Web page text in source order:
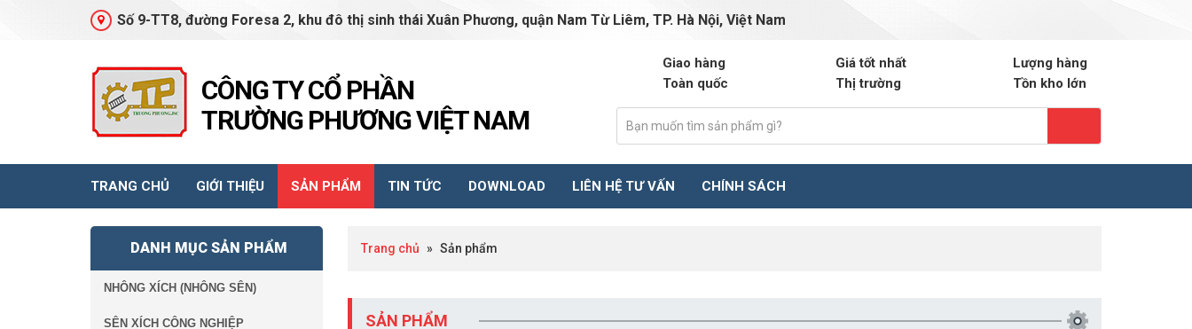
Số 9-TT8, đường Foresa 2, khu đô thị sinh thái Xuân Phương, quận Nam Từ Liêm, TP. Hà Nội, Việt Nam
CÔNG TY CỔ PHẦN
TRƯỜNG PHƯƠNG VIỆT NAM
Giao hàng
Toàn quốc
Giá tốt nhất
Thị trường
Lượng hàng
Tồn kho lớn
TRANG CHỦ GIỚI THIỆU SẢN PHẨM TIN TỨC DOWNLOAD LIÊN HỆ TƯ VẤN CHÍNH SÁCH
Trang chủ » Sản phẩm
SẢN PHẨM
DANH MỤC SẢN PHẨM
NHÔNG XÍCH (NHÔNG SÊN)
SÊN XÍCH CÔNG NGHIỆP